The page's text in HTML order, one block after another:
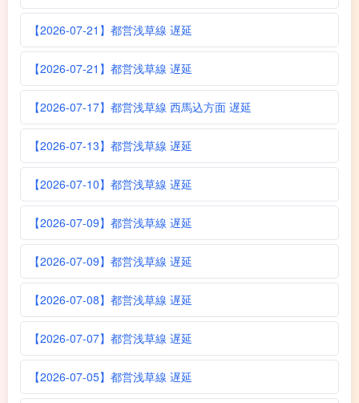
【2026-07-21】都営浅草線 遅延
【2026-07-21】都営浅草線 遅延
【2026-07-17】都営浅草線 西馬込方面 遅延
【2026-07-13】都営浅草線 遅延
【2026-07-10】都営浅草線 遅延
【2026-07-09】都営浅草線 遅延
【2026-07-09】都営浅草線 遅延
【2026-07-08】都営浅草線 遅延
【2026-07-07】都営浅草線 遅延
【2026-07-05】都営浅草線 遅延